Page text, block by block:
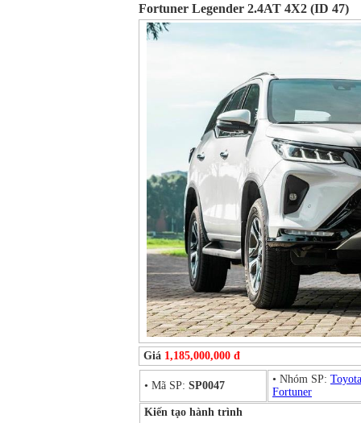
Fortuner Legender 2.4AT 4X2 (ID 47)
Giá 1,185,000,000 đ
• Mã SP: SP0047
• Nhóm SP: Toyota
Fortuner
Kiến tạo hành trình